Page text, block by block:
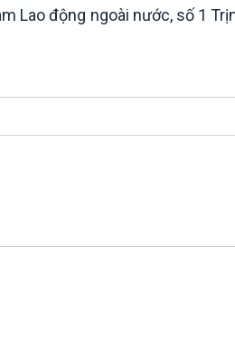
Lao động ngoài nước, số 1